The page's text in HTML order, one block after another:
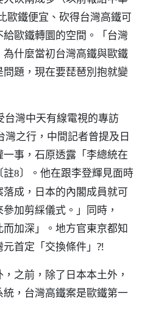
歐鐵便宜、砍得台灣高鐵可
歐鐵轉圜的空間。「台灣
什麼當初台灣高鐵與歐鐵
問題，現在要琵琶別抱就變
灣中天有線電視的專訪
之行，中間記者曾提及日
事，石原透露「李總統在
註8〕
。他在跟李登輝見面時
成，日本的內閣成員就可
加剪綵儀式。」同時，
而加深」。地方官東京都知
首定「交換條件」?!
之前，除了日本本土外，
，台灣高鐵案是歐鐵第一